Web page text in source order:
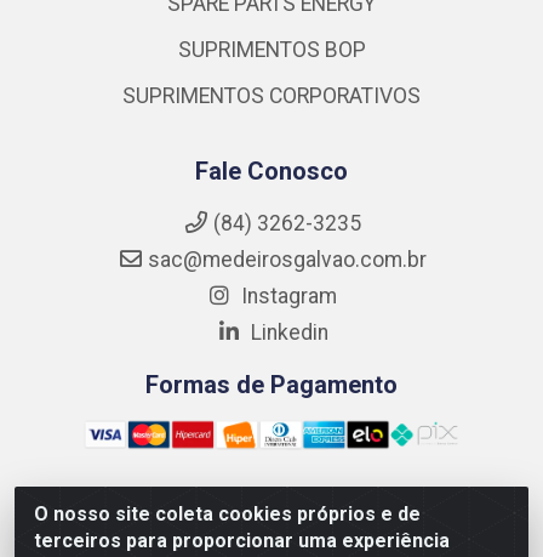
O nosso site coleta cookies próprios e de
terceiros para proporcionar uma experiência
SUPRIMENTOS BOP
SUPRIMENTOS CORPORATIVOS
Fale Conosco
(84) 3262-3235
sac@medeirosgalvao.com.br
Instagram
Linkedin
Formas de Pagamento
Medeiros Galvão Soluções LTDA - Avenida Antônio Severiano